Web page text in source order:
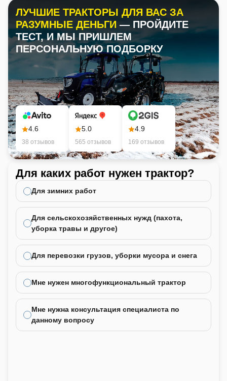
ЛУЧШИЕ ТРАКТОРЫ ДЛЯ ВАС ЗА
РАЗУМНЫЕ ДЕНЬГИ — ПРОЙДИТЕ
ТЕСТ, И МЫ ПРИШЛЕМ
ПЕРСОНАЛЬНУЮ ПОДБОРКУ
4.6
38 отзывов
5.0
565 отзывов
4.9
169 отзывов
Для каких работ нужен трактор?
Для зимних работ
Для сельскохозяйственных нужд (пахота,
уборка травы и другое)
Для перевозки грузов, уборки мусора и снега
Мне нужен многофункциональный трактор
Мне нужна консультация специалиста по
данному вопросу